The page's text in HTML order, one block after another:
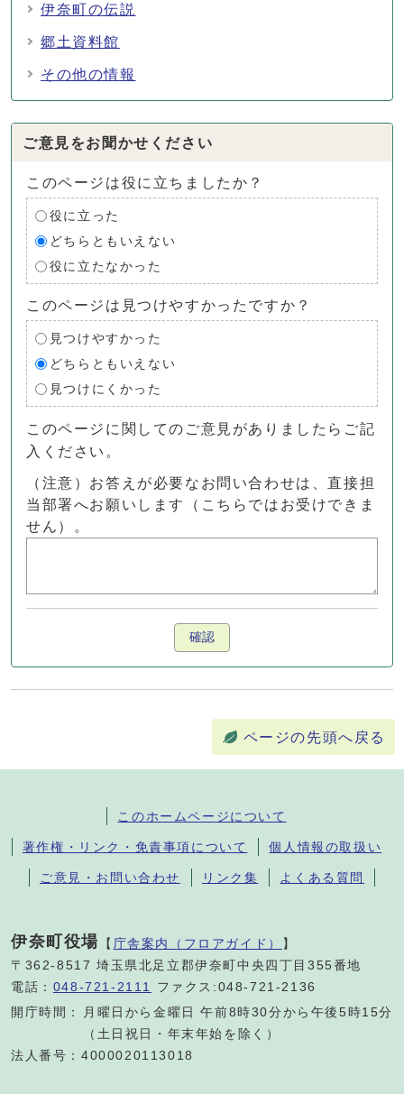
伊奈町の伝説
郷土資料館
その他の情報
ご意見をお聞かせください
このページは役に立ちましたか？
役に立った
どちらともいえない
役に立たなかった
このページは見つけやすかったですか？
見つけやすかった
どちらともいえない
見つけにくかった
このページに関してのご意見がありましたらご記
入ください。
（注意）お答えが必要なお問い合わせは、直接担
当部署へお願いします（こちらではお受けできま
せん）。
確認
ページの先頭へ戻る
このホームページについて
著作権・リンク・免責事項について 個人情報の取扱い
ご意見・お問い合わせ リンク集 よくある質問
伊奈町役場 【 庁舎案内（フロアガイド） 】
〒362-8517 埼玉県北足立郡伊奈町中央四丁目355番地
電話： 048-721-2111
ファクス:048-721-2136
開庁時間：
月曜日から金曜日 午前8時30分から午後5時15分
（土日祝日・年末年始を除く）
法人番号：4000020113018